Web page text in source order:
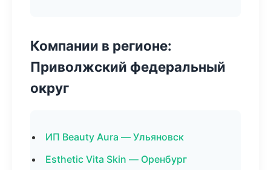
Компании в регионе:
Приволжский федеральный
округ
ИП Beauty Aura — Ульяновск
Esthetic Vita Skin — Оренбург